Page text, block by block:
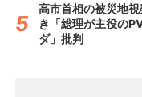
高市首相の被災地
き「総理が主役の
ダ」批判